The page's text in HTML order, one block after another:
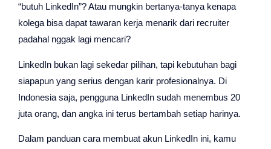
“butuh LinkedIn”? Atau mungkin bertanya-tanya kenapa
kolega bisa dapat tawaran kerja menarik dari recruiter
padahal nggak lagi mencari?
LinkedIn bukan lagi sekedar pilihan, tapi kebutuhan bagi
siapapun yang serius dengan karir profesionalnya. Di
Indonesia saja, pengguna LinkedIn sudah menembus 20
juta orang, dan angka ini terus bertambah setiap harinya.
Dalam panduan cara membuat akun LinkedIn ini, kamu